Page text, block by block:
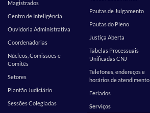
Magistrados
Centro de Inteligência
Ouvidoria Administrativa
Coordenadorias
Núcleos, Comissões e
Comitês
Setores
Plantão Judiciário
Sessões Colegiadas
Pautas de Julgamento
Pautas do Pleno
Justiça Aberta
Tabelas Processuais
Unificadas CNJ
Telefones, endereços e
horários de atendimento
Feriados
Serviços